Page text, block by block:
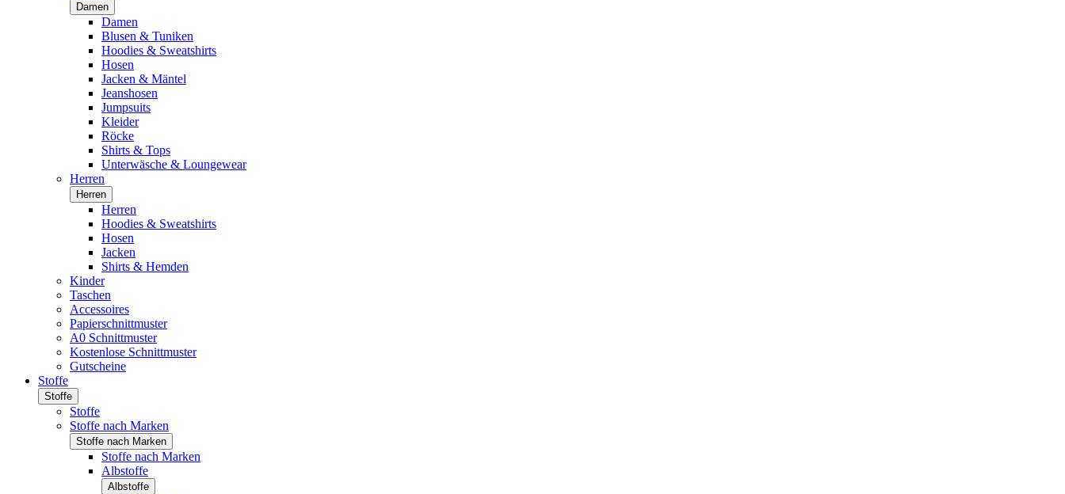
Damen
Damen
Blusen & Tuniken
Hoodies & Sweatshirts
Hosen
Jacken & Mäntel
Jeanshosen
Jumpsuits
Kleider
Röcke
Shirts & Tops
Unterwäsche & Loungewear
Herren
Herren
Herren
Hoodies & Sweatshirts
Hosen
Jacken
Shirts & Hemden
Kinder
Taschen
Accessoires
Papierschnittmuster
A0 Schnittmuster
Kostenlose Schnittmuster
Gutscheine
Stoffe
Stoffe
Stoffe
Stoffe nach Marken
Stoffe nach Marken
Stoffe nach Marken
Albstoffe
Albstoffe